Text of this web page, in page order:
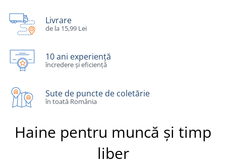
Livrare
de la 15,99 Lei
10 ani experiență
încredere și eficiență
Sute de puncte de coletărie
în toată România
Haine pentru muncă și timp
liber